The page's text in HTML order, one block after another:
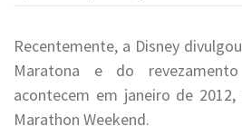
Recentemente, a Disney
Maratona e do
acontecem em janeiro de
Marathon Weekend.